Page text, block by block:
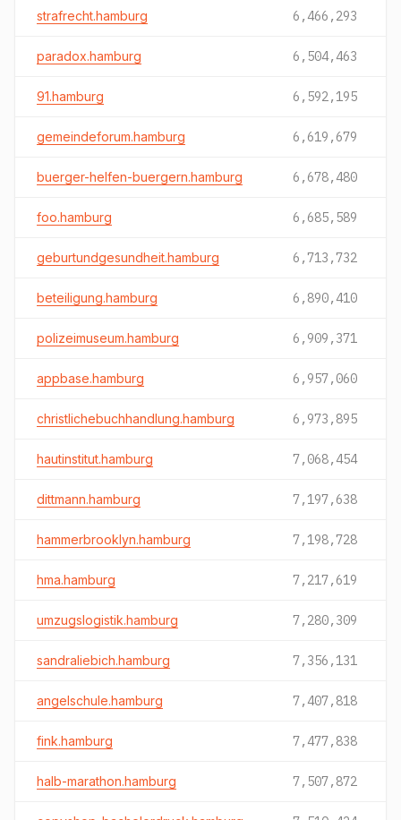
strafrecht.hamburg 6,466,293
paradox.hamburg 6,504,463
91.hamburg 6,592,195
gemeindeforum.hamburg 6,619,679
buerger-helfen-buergern.hamburg 6,678,480
foo.hamburg 6,685,589
geburtundgesundheit.hamburg 6,713,732
beteiligung.hamburg 6,890,410
polizeimuseum.hamburg 6,909,371
appbase.hamburg 6,957,060
christlichebuchhandlung.hamburg 6,973,895
hautinstitut.hamburg 7,068,454
dittmann.hamburg 7,197,638
hammerbrooklyn.hamburg 7,198,728
hma.hamburg 7,217,619
umzugslogistik.hamburg 7,280,309
sandraliebich.hamburg 7,356,131
angelschule.hamburg 7,407,818
fink.hamburg 7,477,838
halb-marathon.hamburg 7,507,872